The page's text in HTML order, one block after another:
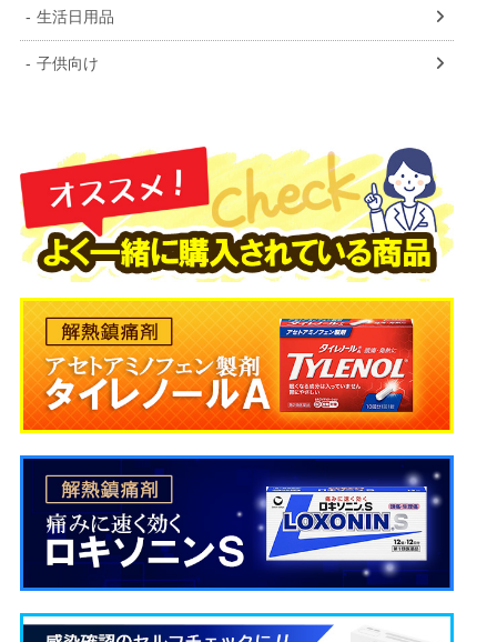
生活日用品
子供向け